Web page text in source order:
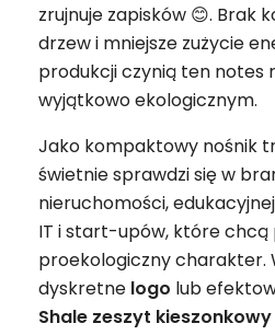
zrujnuje zapisków 😊. Brak
drzew i mniejsze zużycie
produkcji czynią ten notes
wyjątkowo ekologicznym.
Jako kompaktowy nośnik
świetnie sprawdzi się w
nieruchomości,
IT i start-upów, które chcą
proekologiczny charakter.
dyskretne logo lub
Shale zeszyt